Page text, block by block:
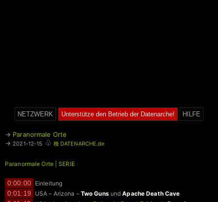
NETZWERK Unterstütze den Betrieb der Datenarche! HILFE
→ Paranormale Orte
→ 2021-12-15 ♧ 種 DATENARCHE.de
Paranormale Orte | SERIE
0:00:00 Einleitung
0:01:19 USA – Arizona – Two GunsundApache Death Cave